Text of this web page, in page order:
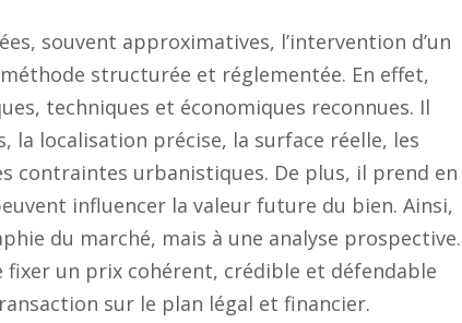
souvent approximatives, l’intervention d’un
structurée et réglementée. En effet,
techniques et économiques reconnues. Il
localisation précise, la surface réelle, les
contraintes urbanistiques. De plus, il prend en
influencer la valeur future du bien. Ainsi,
du marché, mais à une analyse prospective.
un prix cohérent, crédible et défendable
sur le plan légal et financier.